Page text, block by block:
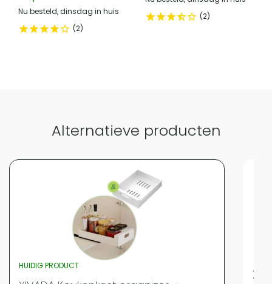
Plaatsing Vrijstaand
Stapelbaar
Nu besteld, dinsdag in huis
2
2
Alternatieve producten
HUIDIG PRODUCT